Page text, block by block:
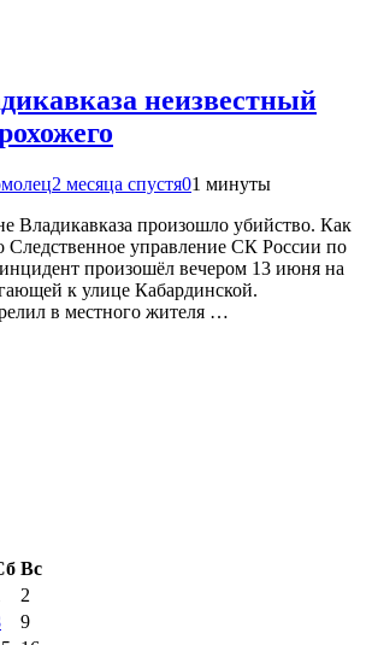
неизвестный
2 месяца спустя01 минуты
Владикавказа произошло убийство. Как
Следственное управление СК России по
произошёл вечером 13 июня на
к улице Кабардинской.
в местного жителя …
Вс
2
9